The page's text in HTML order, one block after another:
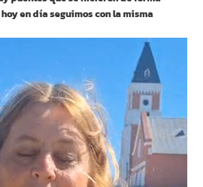
en día seguimos con la misma